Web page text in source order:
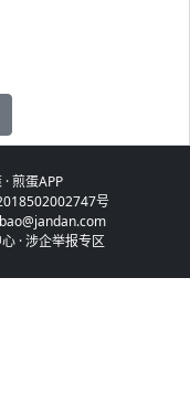
·煎蛋APP
号
·涉企举报专区